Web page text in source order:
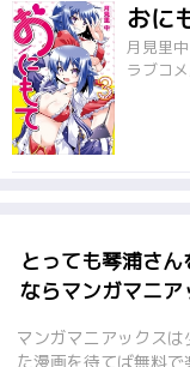
おに
月見里中
ラブコ
とっても琴浦さ
ならマンガマニア
マンガマニアックス
た漫画を待てば無料